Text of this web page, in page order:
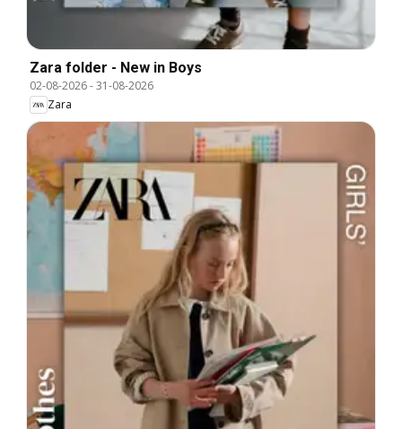
Zara folder - New in Boys
02-08-2026-31-08-2026
Zara